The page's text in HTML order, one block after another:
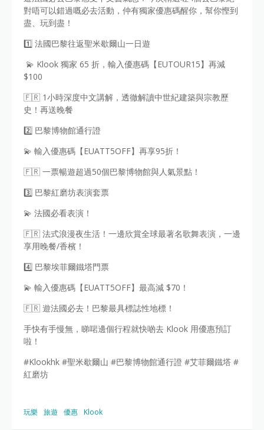
對唔可以錯過嘅必去活動，仲有獨家優惠碼醒你，幫你慳到
盡、玩到盡！
1️⃣ 法國巴黎往返聖米歇爾山一日遊
💫 Klook 獨家 65 折，輸入優惠碼【EUTOUR15】再減
$100
🇫🇷 1小時深度中文講解，透徹解讀中世紀建築與宗教歷
史！再送晚餐
2️⃣ 巴黎博物館通行證
💫 輸入優惠碼【EUATT5OFF】再享95折！
🇫🇷 一票暢遊超過50個巴黎博物館與人氣景點！
3️⃣ 巴黎紅磨坊表演套票
💫 法國必看表演！
🇫🇷 法式浪漫夜生活！一邊欣賞全球最著名歌舞表演，一邊
享用晚餐/香檳！
4️⃣ 巴黎埃菲爾鐵塔門票
💫 輸入優惠碼【EUATT5OFF】最高減 $70！
🇫🇷 遊法國必去！巴黎最具標誌性地標！
手快有手慢無，睇啱邊個行程就快啲去 Klook 用優惠預訂
啦！
#Klookhk #聖米歇爾山 #巴黎博物館通行證 #艾菲爾鐵塔 #
紅磨坊
玩樂 旅遊 優惠 Klook